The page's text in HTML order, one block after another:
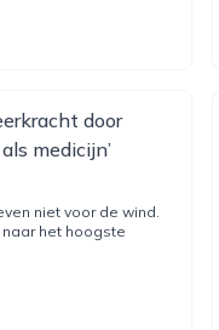
door
medicijn’
niet voor de wind.
het hoogste